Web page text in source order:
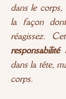
dans le
la façon
responsabilité
dans la tête,
corps.